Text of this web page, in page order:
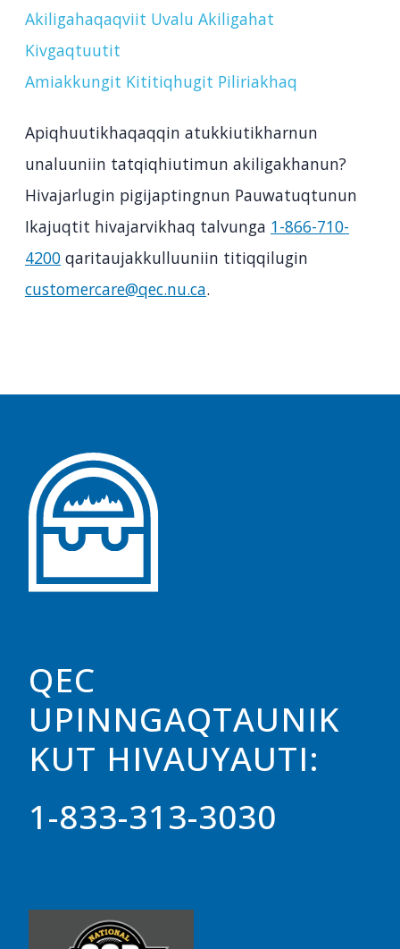
Akiligahaqaqviit Uvalu Akiligahat
Kivgaqtuutit
Amiakkungit Kititiqhugit Piliriakhaq
Apiqhuutikhaqaqqin atukkiutikharnun
unaluuniin tatqiqhiutimun akiligakhanun?
Hivajarlugin pigijaptingnun Pauwatuqtunun
Ikajuqtit hivajarvikhaq talvunga 1-866-710-
4200 qaritaujakkulluuniin titiqqilugin
customercare@qec.nu.ca.
QEC
UPINNGAQTAUNIK
KUT HIVAUYAUTI:
1-833-313-3030